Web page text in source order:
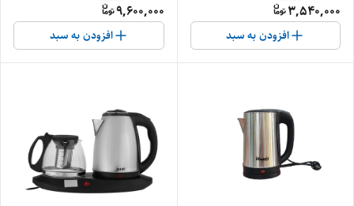
3,540,000
افزودن به سبد
9,600,000
افزودن به سبد